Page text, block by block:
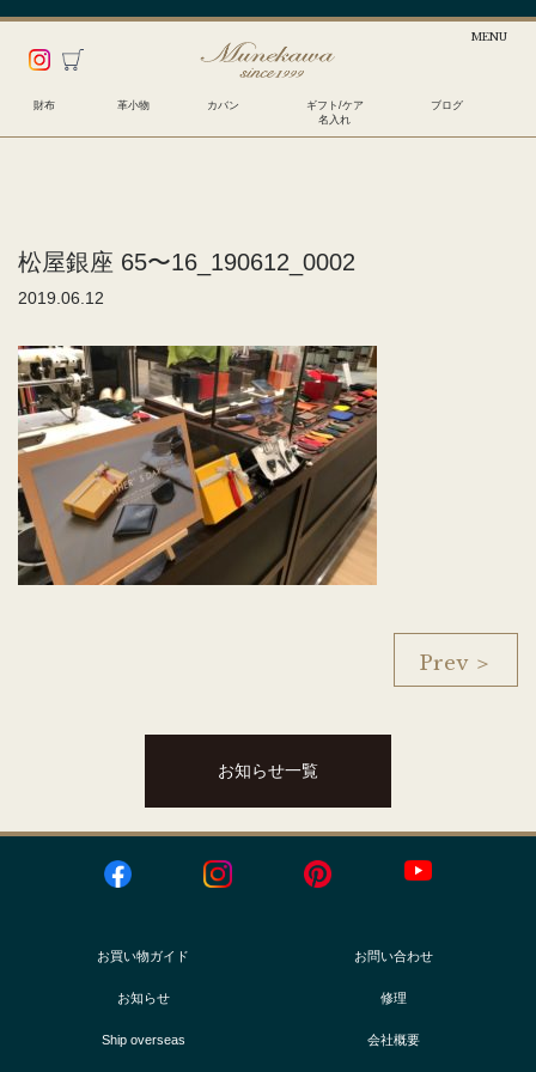
財布 革小物 カバン
ギフト/ケア
名入れ
ブログ
松屋銀座 65〜16_190612_0002
2019.06.12
Prev ＞
お知らせ一覧
お買い物ガイド お問い合わせ
お知らせ 修理
Ship overseas 会社概要